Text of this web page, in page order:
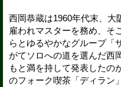
西岡恭蔵は1960年代末、大
雇われマスターを務め、そ
らとゆるやかなグループ「
がてソロへの道を選んだ西
もと満を持して発表したの
のフォーク喫茶「ディラン